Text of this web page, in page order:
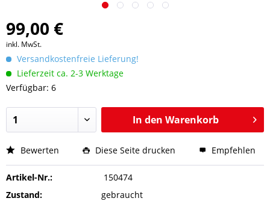
99,00 €
inkl. MwSt.
Versandkostenfreie Lieferung!
Lieferzeit ca. 2-3 Werktage
Verfügbar: 6
In den Warenkorb
Bewerten Diese Seite drucken Empfehlen
Artikel-Nr.:
150474
Zustand:
gebraucht